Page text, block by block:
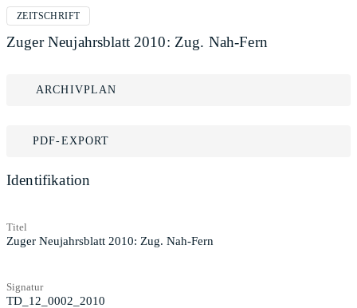
ZEITSCHRIFT
Zuger Neujahrsblatt 2010: Zug. Nah-Fern
ARCHIVPLAN
PDF-EXPORT
Identifikation
Titel
Zuger Neujahrsblatt 2010: Zug. Nah-Fern
Signatur
TD_12_0002_2010